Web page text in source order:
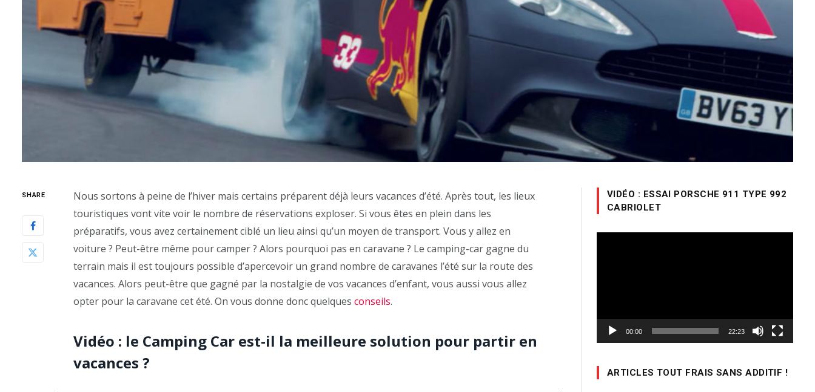
SHARE
Nous sortons à peine de l’hiver mais certains préparent déjà leurs vacances d’été. Après tout, les lieux
touristiques vont vite voir le nombre de réservations exploser. Si vous êtes en plein dans les
préparatifs, vous avez certainement ciblé un lieu ainsi qu’un moyen de transport. Vous y allez en
voiture ? Peut-être même pour camper ? Alors pourquoi pas en caravane ? Le camping-car gagne du
terrain mais il est toujours possible d’apercevoir un grand nombre de caravanes l’été sur la route des
vacances. Alors peut-être que gagné par la nostalgie de vos vacances d’enfant, vous aussi vous allez
opter pour la caravane cet été. On vous donne donc quelques conseils.
Vidéo : le Camping Car est-il la meilleure solution pour partir en
vacances ?
VIDÉO : ESSAI PORSCHE 911 TYPE 992
CABRIOLET
00:00 22:23
ARTICLES TOUT FRAIS SANS ADDITIF !